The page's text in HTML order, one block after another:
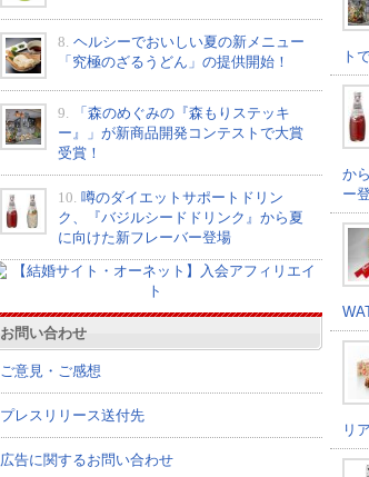
8. ヘルシーでおいしい夏の新メニュー
「究極のざるうどん」の提供開始！
9.
「森のめぐみの『森もりステッキ
ー』」が新商品開発コンテストで大賞
受賞！
10. 噂のダイエットサポートドリン
ク、『バジルシードドリンク』から夏
に向けた新フレーバー登場
お問い合わせ
ご意見・ご感想
プレスリリース送付先
広告に関するお問い合わせ
ト
か
ー
リ